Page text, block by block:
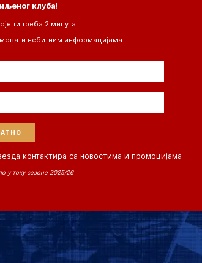
клуба!
ти треба 2 минута
небитним информацијама
контактира са новостима и промоцијама
у току сезоне 2025/26